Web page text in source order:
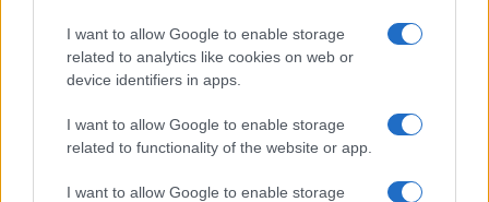
I want to allow Google to enable storage
related to analytics like cookies on web or
device identifiers in apps.
I want to allow Google to enable storage
related to functionality of the website or app.
I want to allow Google to enable storage